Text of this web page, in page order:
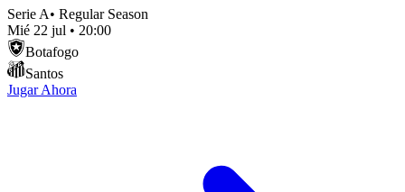
Serie A• Regular Season
Mié 22 jul • 20:00
Botafogo
Santos
Jugar Ahora